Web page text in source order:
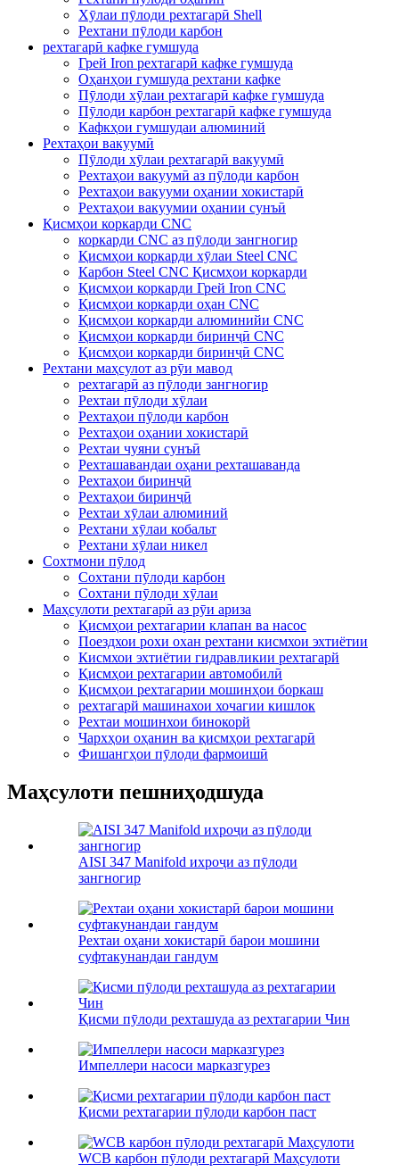
Хӯлаи пӯлоди рехтагарӣ Shell
Рехтани пӯлоди карбон
рехтагарӣ кафке гумшуда
Грей Iron рехтагарӣ кафке гумшуда
Оҳанҳои гумшуда рехтани кафке
Пӯлоди хӯлаи рехтагарӣ кафке гумшуда
Пӯлоди карбон рехтагарӣ кафке гумшуда
Кафкҳои гумшудаи алюминий
Рехтаҳои вакуумӣ
Пӯлоди хӯлаи рехтагарӣ вакуумӣ
Рехтаҳои вакуумӣ аз пӯлоди карбон
Рехтаҳои вакууми оҳании хокистарӣ
Рехтаҳои вакуумии оҳании сунъӣ
Қисмҳои коркарди CNC
коркарди CNC аз пӯлоди зангногир
Қисмҳои коркарди хӯлаи Steel CNC
Карбон Steel CNC Қисмҳои коркарди
Қисмҳои коркарди Грей Iron CNC
Қисмҳои коркарди оҳан CNC
Қисмҳои коркарди алюминийи CNC
Қисмҳои коркарди биринҷӣ CNC
Қисмҳои коркарди биринҷӣ CNC
Рехтани маҳсулот аз рӯи мавод
рехтагарӣ аз пӯлоди зангногир
Рехтаи пӯлоди хӯлаи
Рехтаҳои пӯлоди карбон
Рехтаҳои оҳании хокистарӣ
Рехтаи чуяни сунъӣ
Рехташавандаи оҳани рехташаванда
Рехтаҳои биринҷӣ
Рехтаҳои биринҷӣ
Рехтаи хӯлаи алюминий
Рехтани хӯлаи кобальт
Рехтани хӯлаи никел
Сохтмони пӯлод
Сохтани пӯлоди карбон
Сохтани пӯлоди хӯлаи
Маҳсулоти рехтагарӣ аз рӯи ариза
Қисмҳои рехтагарии клапан ва насос
Поездхои рохи охан рехтани кисмхои эхтиётии
Кисмхои эхтиётии гидравликии рехтагарй
Қисмҳои рехтагарии автомобилӣ
Қисмҳои рехтагарии мошинҳои боркаш
рехтагарй машинахои хочагии кишлок
Рехтаи мошинхои бинокорй
Чархҳои оҳанин ва қисмҳои рехтагарӣ
Фишангҳои пӯлоди фармоишӣ
Маҳсулоти пешниҳодшуда
AISI 347 Manifold ихроҷи аз пӯлоди
зангногир
Рехтаи оҳани хокистарӣ барои мошини
суфтакунандаи гандум
Қисми пӯлоди рехташуда аз рехтагарии Чин
Импеллери насоси марказгурез
Қисми рехтагарии пӯлоди карбон паст
WCB карбон пӯлоди рехтагарӣ Маҳсулоти